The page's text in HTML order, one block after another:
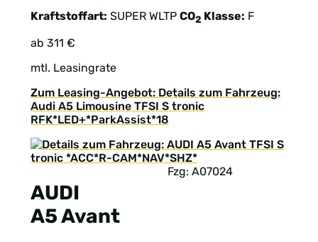
Kraftstoffart: SUPER WLTP CO2 Klasse: F
ab 311 €
mtl. Leasingrate
Zum Leasing-Angebot: Details zum Fahrzeug:
Audi A5 Limousine TFSI S tronic
RFK*LED+*ParkAssist*18
AUDI
A5 Avant
Fzg: A07024